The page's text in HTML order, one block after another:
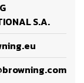
S.A.